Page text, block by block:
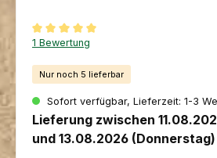
Durchschnittliche Bewertung von 5 von
1 Bewertung
Nur noch 5 lieferbar
Sofort verfügbar, Lieferzeit: 1-3
Lieferung zwischen
und 13.08.2026 (Donnerstag)